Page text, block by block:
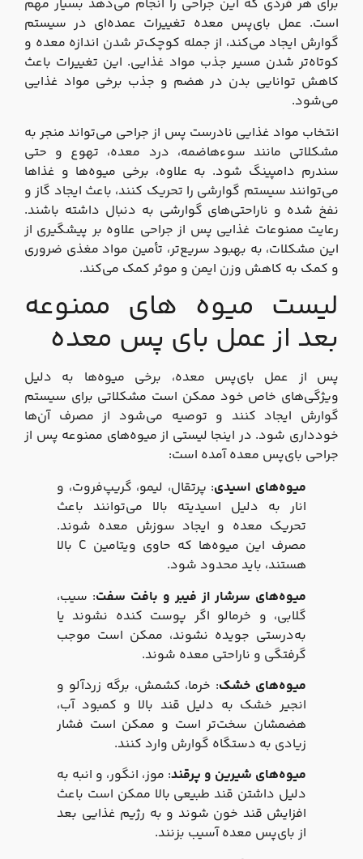
برای هر فردی که این جراحی را انجام می‌دهد بسیار مهم
است. عمل بای‌پس معده تغییرات عمده‌ای در سیستم
گوارش ایجاد می‌کند، از جمله کوچک‌تر شدن اندازه معده و
کوتاه‌تر شدن مسیر جذب مواد غذایی. این تغییرات باعث
کاهش توانایی بدن در هضم و جذب برخی مواد غذایی
می‌شود.
انتخاب مواد غذایی نادرست پس از جراحی می‌تواند منجر به
مشکلاتی مانند سوءهاضمه، درد معده، تهوع و حتی
سندرم دامپینگ شود. به علاوه، برخی میوه‌ها و غذاها
می‌توانند سیستم گوارشی را تحریک کنند، باعث ایجاد گاز و
نفخ شده و ناراحتی‌های گوارشی به دنبال داشته باشند.
رعایت ممنوعات غذایی پس از جراحی علاوه بر پیشگیری از
این مشکلات، به بهبود سریع‌تر، تأمین مواد مغذی ضروری
و کمک به کاهش وزن ایمن و موثر کمک می‌کند.
لیست میوه های ممنوعه
بعد از عمل بای پس معده
پس از عمل بای‌پس معده، برخی میوه‌ها به دلیل
ویژگی‌های خاص خود ممکن است مشکلاتی برای سیستم
گوارش ایجاد کنند و توصیه می‌شود از مصرف آن‌ها
خودداری شود. در اینجا لیستی از میوه‌های ممنوعه پس از
جراحی بای‌پس معده آمده است:
میوه‌های اسیدی: پرتقال، لیمو، گریپ‌فروت، و
انار به دلیل اسیدیته بالا می‌توانند باعث
تحریک معده و ایجاد سوزش معده شوند.
مصرف این میوه‌ها که حاوی ویتامین C بالا
هستند، باید محدود شود.
میوه‌های سرشار از فیبر و بافت سفت: سیب،
گلابی، و خرمالو اگر پوست کنده نشوند یا
به‌درستی جویده نشوند، ممکن است موجب
گرفتگی و ناراحتی معده شوند.
میوه‌های خشک: خرما، کشمش، برگه زردآلو و
انجیر خشک به دلیل قند بالا و کمبود آب،
هضمشان سخت‌تر است و ممکن است فشار
زیادی به دستگاه گوارش وارد کنند.
میوه‌های شیرین و پرقند: موز، انگور، و انبه به
دلیل داشتن قند طبیعی بالا ممکن است باعث
افزایش قند خون شوند و به رژیم غذایی بعد
از بای‌پس معده آسیب بزنند.